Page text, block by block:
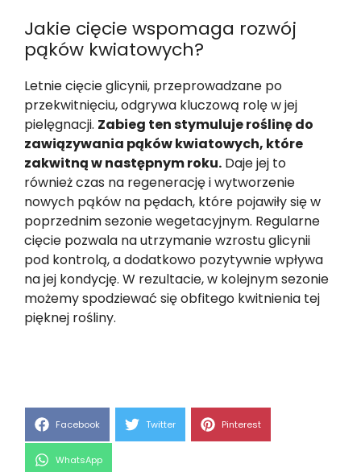
Jakie cięcie wspomaga rozwój
pąków kwiatowych?
Letnie cięcie glicynii, przeprowadzane po
przekwitnięciu, odgrywa kluczową rolę w jej
pielęgnacji. Zabieg ten stymuluje roślinę do
zawiązywania pąków kwiatowych, które
zakwitną w następnym roku. Daje jej to
również czas na regenerację i wytworzenie
nowych pąków na pędach, które pojawiły się w
poprzednim sezonie wegetacyjnym. Regularne
cięcie pozwala na utrzymanie wzrostu glicynii
pod kontrolą, a dodatkowo pozytywnie wpływa
na jej kondycję. W rezultacie, w kolejnym sezonie
możemy spodziewać się obfitego kwitnienia tej
pięknej rośliny.
Share
Facebook Share
Twitter Share
Pinterest
Share
WhatsApp